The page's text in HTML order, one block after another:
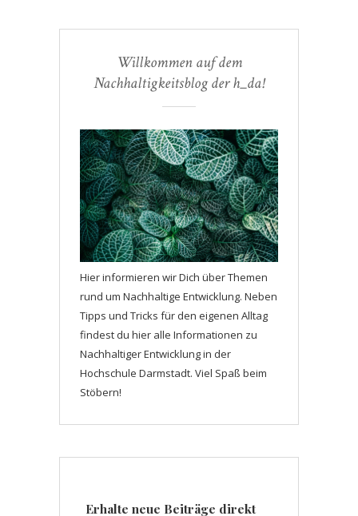
Willkommen auf dem
Nachhaltigkeitsblog der h_da!
Hier informieren wir Dich über Themen
rund um Nachhaltige Entwicklung. Neben
Tipps und Tricks für den eigenen Alltag
findest du hier alle Informationen zu
Nachhaltiger Entwicklung in der
Hochschule Darmstadt. Viel Spaß beim
Stöbern!
Erhalte neue Beiträge direkt